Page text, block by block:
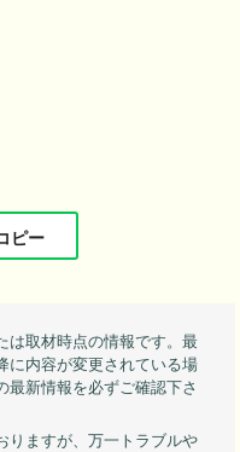
ピー
は取材時点の情報です。最
に内容が変更されている場
最新情報を必ずご確認下さ
りますが、万一トラブルや